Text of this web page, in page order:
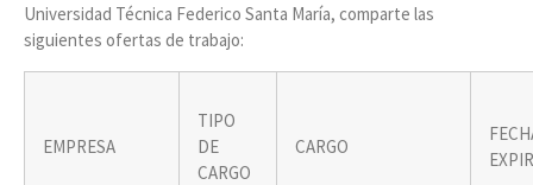
Universidad Técnica Federico Santa María, comparte las
siguientes ofertas de trabajo:
EMPRESA
TIPO
DE
CARGO
CARGO